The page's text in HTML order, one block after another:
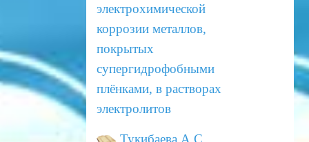
электрохимической
коррозии металлов,
покрытых
супергидрофобными
плёнками, в растворах
электролитов
Тукибаева А.С.,